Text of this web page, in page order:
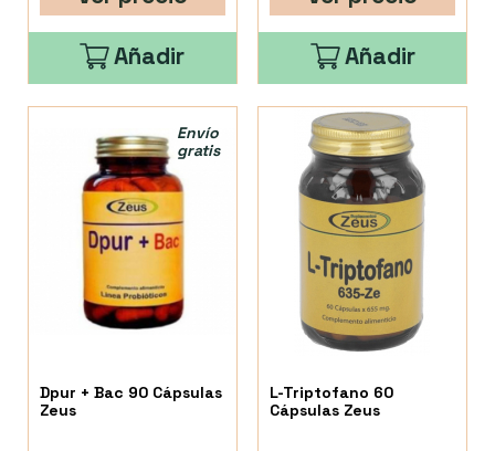
Añadir Añadir
Dpur + Bac 90 Cápsulas
Zeus
Envío
gratis
L-Triptofano 60
Cápsulas Zeus